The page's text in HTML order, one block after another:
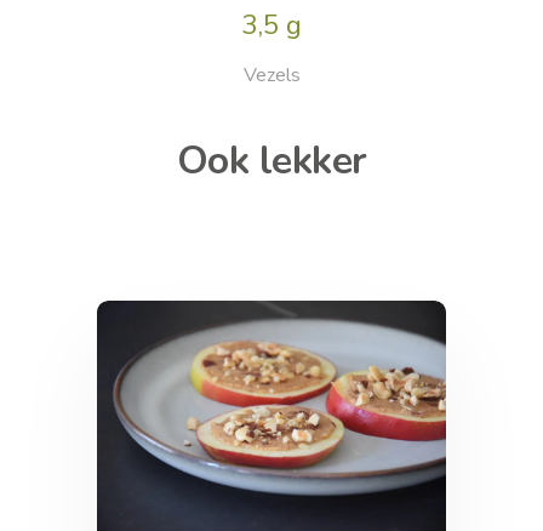
3,5 g
Vezels
Ook lekker